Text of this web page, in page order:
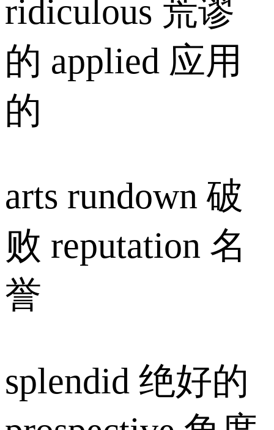
ridiculous 荒谬
的 applied 应用
的
arts rundown 破
败 reputation 名
誉
splendid 绝好的